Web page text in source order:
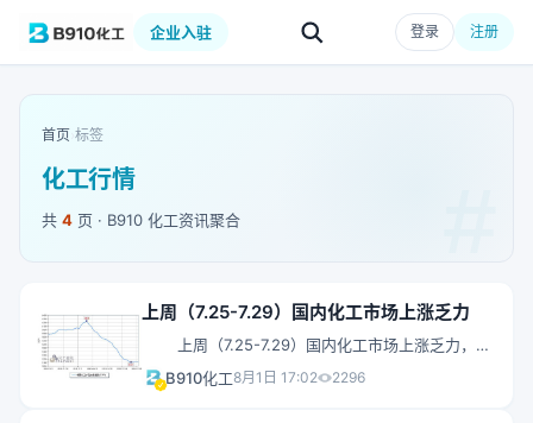
企业入驻 登录 注册
首页 标签
化工行情
共 4 页 · B910 化工资讯聚合
上周（7.25-7.29）国内化工市场上涨乏力
上周（7.25-7.29）国内化工市场上涨乏力，截
止至7月29日，化工在线发布的中国化工产品价格指
数（CCPI）收于5125点，涨幅为0.2%。
B910化工8月1日 17:02 2296